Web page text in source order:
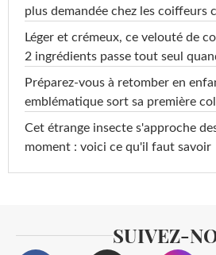
plus demandée chez les coiffeurs
Léger et crémeux, ce velouté de
2 ingrédients passe tout seul
Préparez-vous à retomber en
emblématique sort sa première
Cet étrange insecte s'approche
moment : voici ce qu'il faut savoir
SUIVEZ-